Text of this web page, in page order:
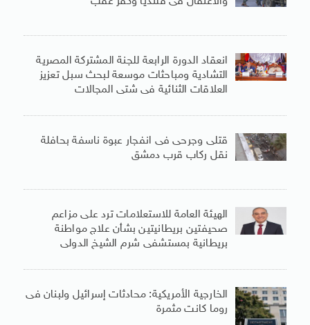
انعقاد الدورة الرابعة للجنة المشتركة المصرية
التشادية ومباحثات موسعة لبحث سبل تعزيز
العلاقات الثنائية فى شتى المجالات
قتلى وجرحى فى انفجار عبوة ناسفة بحافلة
نقل ركاب قرب دمشق
الهيئة العامة للاستعلامات ترد على مزاعم
صحيفتين بريطانيتين بشأن علاج مواطنة
بريطانية بمستشفى شرم الشيخ الدولى
الخارجية الأمريكية: محادثات إسرائيل ولبنان فى
روما كانت مثمرة